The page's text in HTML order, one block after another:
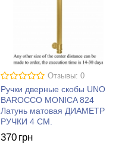
Отзывы: 0
Ручки дверные скобы UNO
BAROCCO MONICA 824
Латунь матовая ДИАМЕТР
РУЧКИ 4 СМ.
370 грн